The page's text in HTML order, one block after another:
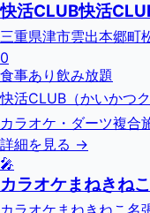
快活CLUB快活
三重県津市雲出本郷町
0
食事あり 飲み放題
快活CLUB（かいかつ
カラオケ・ダーツ複合
詳細を見る →
🎤
カラオケまねきね
カラオケまねきねこ名